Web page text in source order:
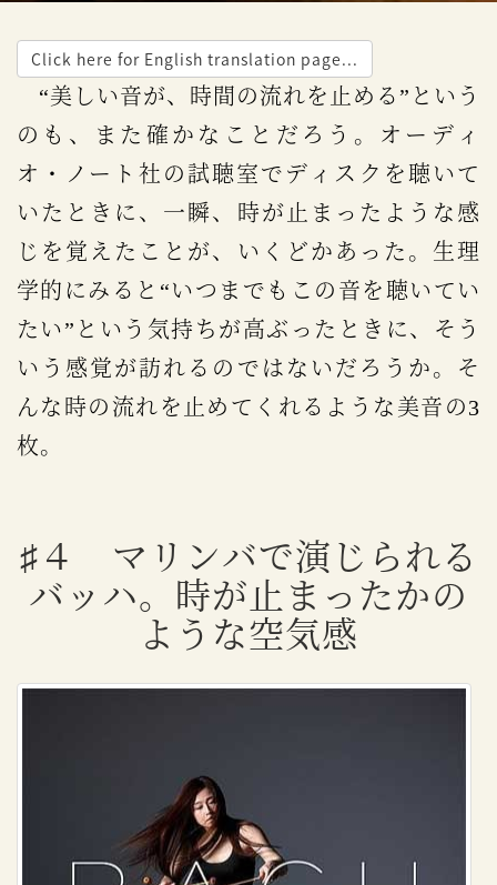
Click here for English translation page...
“美しい音が、時間の流れを止める”という
のも、また確かなことだろう。オーディ
オ・ノート社の試聴室でディスクを聴いて
いたときに、一瞬、時が止まったような感
じを覚えたことが、いくどかあった。生理
学的にみると“いつまでもこの音を聴いてい
たい”という気持ちが高ぶったときに、そう
いう感覚が訪れるのではないだろうか。そ
んな時の流れを止めてくれるような美音の3
枚。
♯４ マリンバで演じられる
バッハ。時が止まったかの
ような空気感